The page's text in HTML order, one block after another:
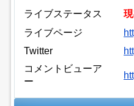
ライブステータス
ライブページ
Twitter
コメントビューア
ー